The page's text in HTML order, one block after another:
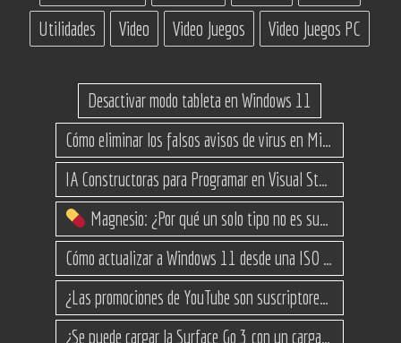
Utilidades
Video Video Juegos Video Juegos PC
Desactivar modo tableta en Windows 11
Magnesio: ¿Por qué un solo tipo no es suficiente? (Guía de variantes)